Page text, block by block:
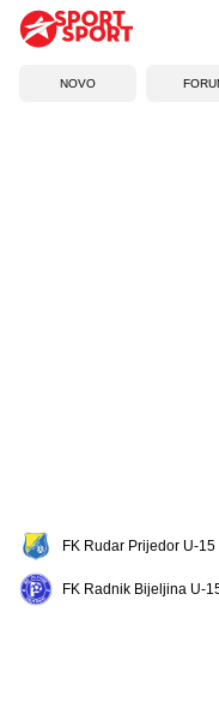
NOVO
FK Rudar Prijedor U-15
FK Radnik Bijeljina U-